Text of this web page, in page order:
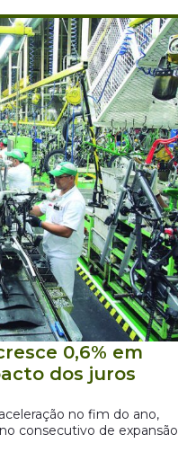
0,6% em
dos juros
no fim do ano,
consecutivo de expansão